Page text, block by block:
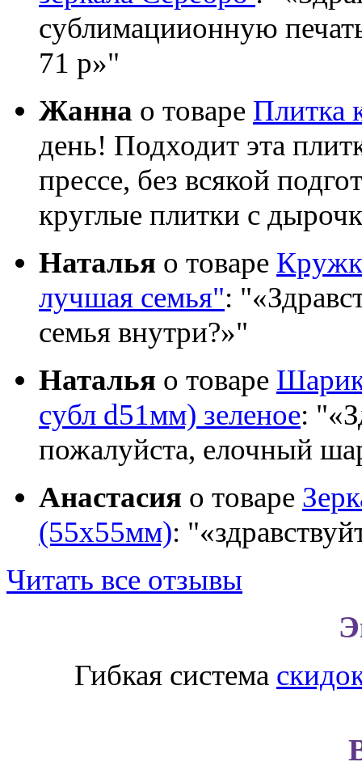
сублимациионную
71 р»
Жанна о товаре Плитка
день! Подходит эта
прессе, без всякой
круглые плитки с
Наталья о товаре
лучшая семья":
семья внутри?»
Наталья о товаре
субл d51мм) зеленое:
пожалуйста, елочный
Анастасия о товаре
(55х55мм):
Читать все отзывы
Гибкая система